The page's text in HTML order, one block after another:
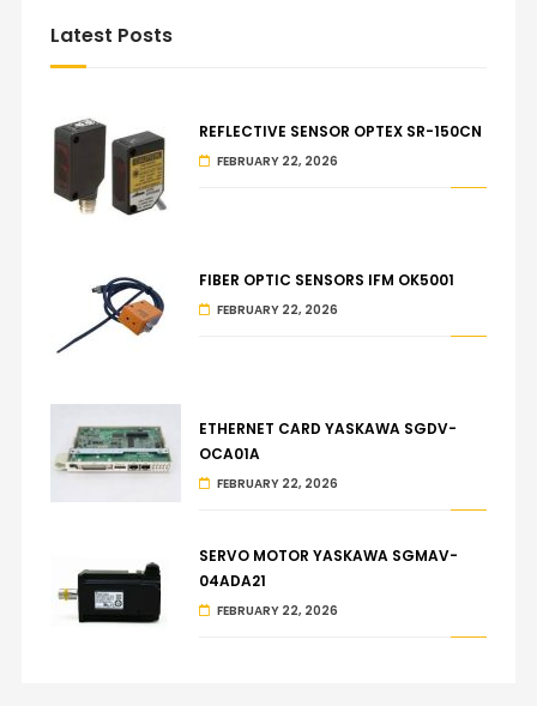
Latest Posts
REFLECTIVE SENSOR OPTEX SR-150CN
FEBRUARY 22, 2026
FIBER OPTIC SENSORS IFM OK5001
FEBRUARY 22, 2026
ETHERNET CARD YASKAWA SGDV-
OCA01A
FEBRUARY 22, 2026
SERVO MOTOR YASKAWA SGMAV-
04ADA21
FEBRUARY 22, 2026